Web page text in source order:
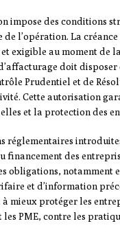
impose des conditions
l’opération. La créance
exigible au moment de
doit disposer
Prudentiel et de
Cette autorisation
et la protection des
réglementaires
financement des
obligations, notamment
et d’information
mieux protéger les
PME, contre les